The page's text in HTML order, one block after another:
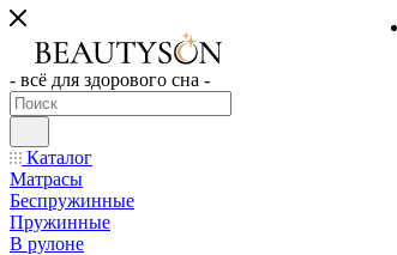
- всё для здорового сна -
Каталог
Матрасы
Беспружинные
Пружинные
В рулоне